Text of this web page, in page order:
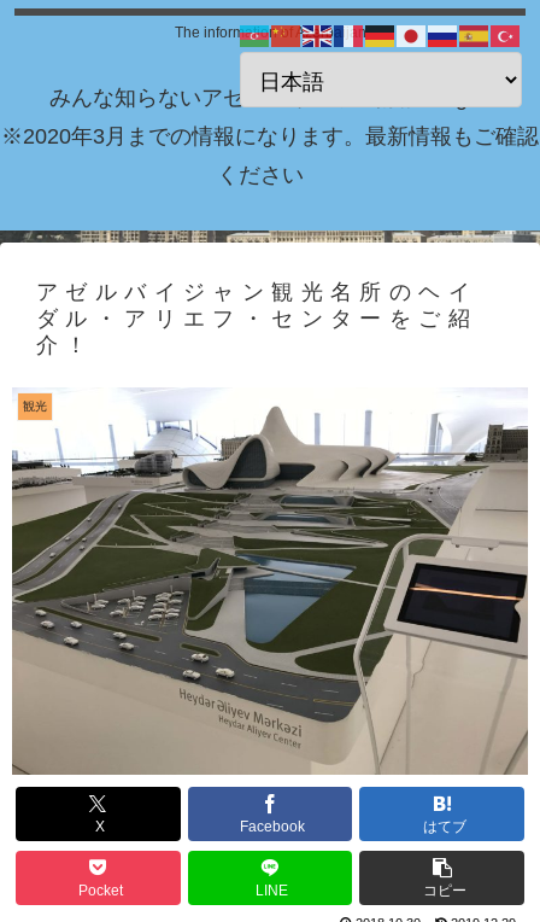
The information of Azerbaijan
みんな知らないアゼルバイジャン情報 Blog！
※2020年3月までの情報になります。最新情報もご確認
ください
アゼルバイジャン観光名所のヘイ
ダル・アリエフ・センターをご紹
介！
観光
X Facebook はてブ
Pocket LINE コピー